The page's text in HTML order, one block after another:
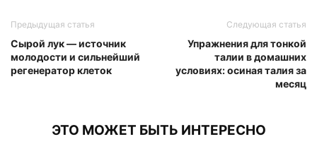
Предыдущая статья
Сырой лук — источник
молодости и сильнейший
регенератор клеток
Следующая статья
Упражнения для тонкой
талии в домашних
условиях: осиная талия за
месяц
ЭТО МОЖЕТ БЫТЬ ИНТЕРЕСНО